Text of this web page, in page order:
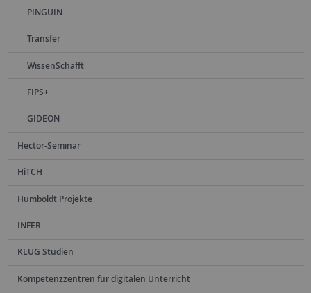
PINGUIN
Transfer
WissenSchafft
FIPS+
GIDEON
Hector-Seminar
HiTCH
Humboldt Projekte
INFER
KLUG Studien
Kompetenzzentren für digitalen Unterricht